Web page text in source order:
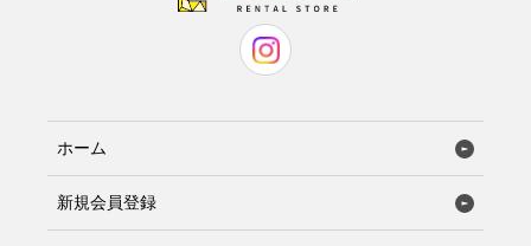
ホーム
新規会員登録